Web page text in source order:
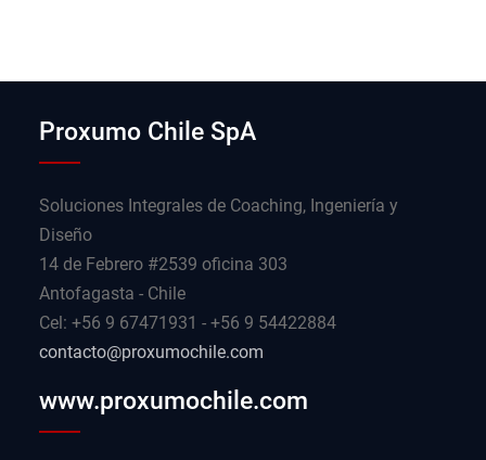
Proxumo Chile SpA
Soluciones Integrales de Coaching, Ingeniería y
Diseño
14 de Febrero #2539 oficina 303
Antofagasta - Chile
Cel: +56 9 67471931 - +56 9 54422884
contacto@proxumochile.com
www.proxumochile.com